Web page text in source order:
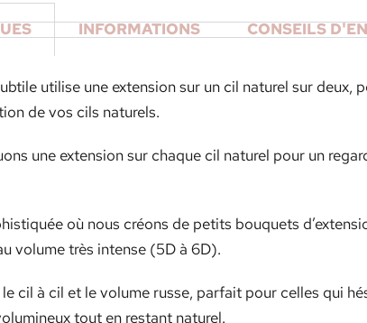
INFORMATIONS CONSEILS
utilise une extension sur un cil naturel sur
de vos cils naturels.
une extension sur chaque cil naturel pour un
où nous créons de petits bouquets
volume très intense (5D à 6D).
cil à cil et le volume russe, parfait pour celles qui
tout en restant naturel.